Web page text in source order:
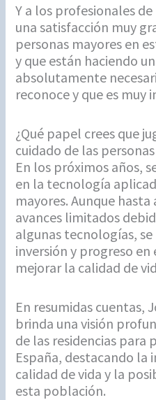
Y a los profesionales
una satisfacción muy
personas mayores en
y que están haciendo
absolutamente
reconoce y que es muy
¿Qué papel crees que
cuidado de las
En los próximos años,
en la tecnología
mayores. Aunque
avances limitados
algunas tecnologías,
inversión y progreso
mejorar la calidad de
En resumidas cuentas,
brinda una visión
de las residencias para
España, destacando la
calidad de vida y la
esta población.